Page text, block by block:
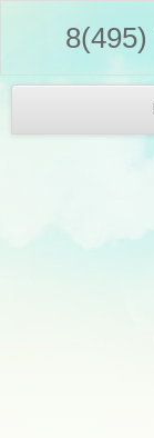
8(495)